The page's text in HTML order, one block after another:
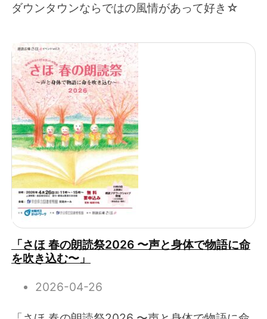
ダウンタウンならではの風情があって好き☆
「さほ 春の朗読祭2026 〜声と身体で物語に命
を吹き込む〜」
2026-04-26